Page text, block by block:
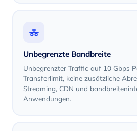
Unbegrenzte Bandbreite
Unbegrenzter Traffic auf 10 Gbps
Transferlimit, keine zusätzliche
Streaming, CDN und
Anwendungen.